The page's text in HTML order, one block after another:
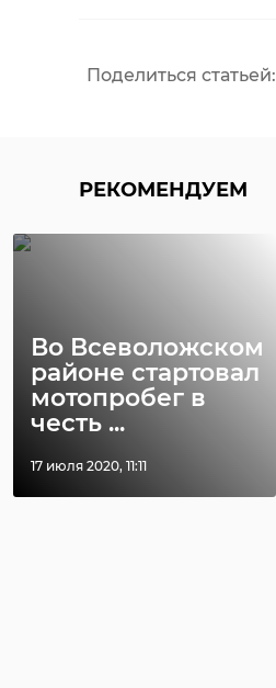
Поделиться статьей:
РЕКОМЕНДУЕМ
Во Всеволожском
районе стартовал
мотопробег в
честь ...
17 июля 2020, 11:11